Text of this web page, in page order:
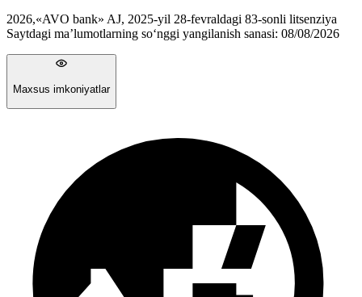
2026,«AVO bank» AJ, 2025-yil 28-fevraldagi 83-sonli litsenziya
Saytdagi ma’lumotlarning so‘nggi yangilanish sanasi: 08/08/2026
Maxsus imkoniyatlar